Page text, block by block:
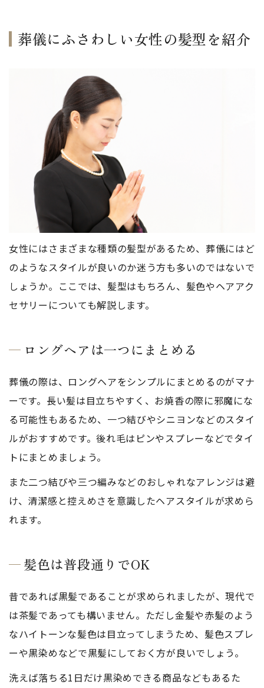
葬儀にふさわしい女性の髪型を紹介
女性にはさまざまな種類の髪型があるため、葬儀にはど
のようなスタイルが良いのか迷う方も多いのではないで
しょうか。ここでは、髪型はもちろん、髪色やヘアアク
セサリーについても解説します。
ロングヘアは一つにまとめる
葬儀の際は、ロングヘアをシンプルにまとめるのがマナ
ーです。長い髪は目立ちやすく、お焼香の際に邪魔にな
る可能性もあるため、一つ結びやシニヨンなどのスタイ
ルがおすすめです。後れ毛はピンやスプレーなどでタイ
トにまとめましょう。
また二つ結びや三つ編みなどのおしゃれなアレンジは避
け、清潔感と控えめさを意識したヘアスタイルが求めら
れます。
髪色は普段通りでOK
昔であれば黒髪であることが求められましたが、現代で
は茶髪であっても構いません。ただし金髪や赤髪のよう
なハイトーンな髪色は目立ってしまうため、髪色スプレ
ーや黒染めなどで黒髪にしておく方が良いでしょう。
洗えば落ちる1日だけ黒染めできる商品などもあるた